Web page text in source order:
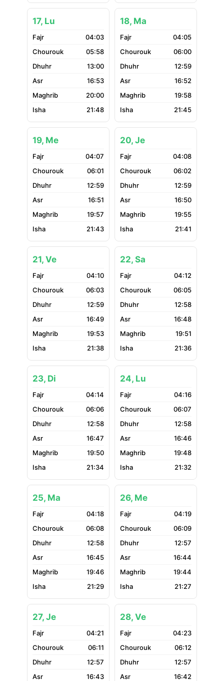
17, Lu
04:03
05:58
13:00
16:53
20:00
21:48
18, Ma
04:05
06:00
12:59
16:52
19:58
21:45
19, Me
04:07
06:01
12:59
16:51
19:57
21:43
20, Je
04:08
06:02
12:59
16:50
19:55
21:41
21, Ve
04:10
06:03
12:59
16:49
19:53
21:38
22, Sa
04:12
06:05
12:58
16:48
19:51
21:36
23, Di
04:14
06:06
12:58
16:47
19:50
21:34
24, Lu
04:16
06:07
12:58
16:46
19:48
21:32
25, Ma
04:18
06:08
12:58
16:45
19:46
21:29
26, Me
04:19
06:09
12:57
16:44
19:44
21:27
27, Je
04:21
06:11
12:57
16:43
28, Ve
04:23
06:12
12:57
16:42